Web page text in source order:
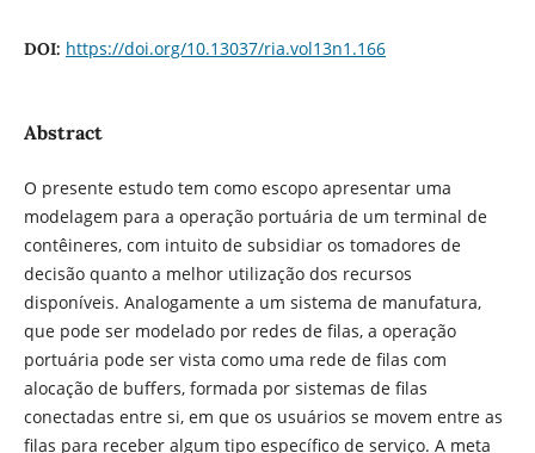
DOI: https://doi.org/10.13037/ria.vol13n1.166
Abstract
O presente estudo tem como escopo apresentar uma
modelagem para a operação portuária de um terminal de
contêineres, com intuito de subsidiar os tomadores de
decisão quanto a melhor utilização dos recursos
disponíveis. Analogamente a um sistema de manufatura,
que pode ser modelado por redes de filas, a operação
portuária pode ser vista como uma rede de filas com
alocação de buffers, formada por sistemas de filas
conectadas entre si, em que os usuários se movem entre as
filas para receber algum tipo específico de serviço. A meta